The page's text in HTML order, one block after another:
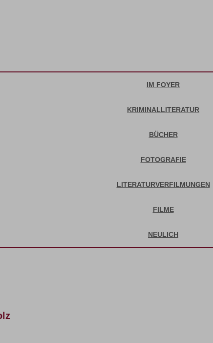
IM FOYER
KRIMINALLITERATUR
BÜCHER
FOTOGRAFIE
LITERATURVERFILMUNGEN
FILME
NEULICH